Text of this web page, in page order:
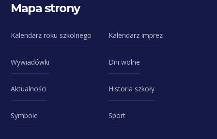
Mapa strony
Kalendarz roku szkolnego Kalendarz imprez
Wywiadówki Dni wolne
Aktualności Historia szkoły
Symbole Sport